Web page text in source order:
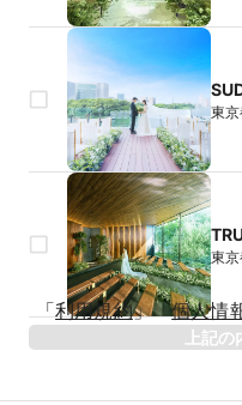
東京
東京
生年月日
「利用規約」「個人情
上記